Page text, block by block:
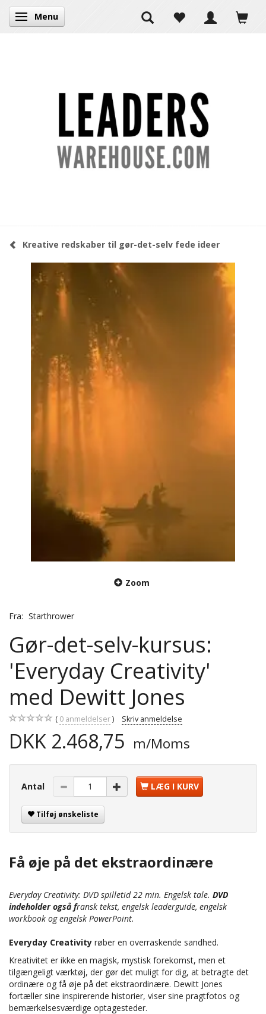
Skifte navigation
Menu
Kreative redskaber til gør-det-selv fede ideer
Zoom
Fra: Starthrower
Gør-det-selv-kursus:
'Everyday Creativity'
med Dewitt Jones
0 anmeldelser Skriv anmeldelse
DKK 2.468,75 m/Moms
Antal LÆG I KURV
Tilføj ønskeliste
Få øje på det ekstraordinære
Everyday Creativity: DVD spilletid 22 min. Engelsk tale. DVD
indeholder også fransk tekst, engelsk leaderguide, engelsk
workbook og engelsk PowerPoint.
Everyday Creativity røber en overraskende sandhed.
Kreativitet er ikke en magisk, mystisk forekomst, men et
tilgængeligt værktøj, der gør det muligt for dig, at betragte det
ordinære og få øje på det ekstraordinære. Dewitt Jones
fortæller sine inspirerende historier, viser sine pragtfotos og
bemærkelsesværdige optagesteder.